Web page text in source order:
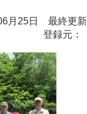
月25日 最終更新
登録元：